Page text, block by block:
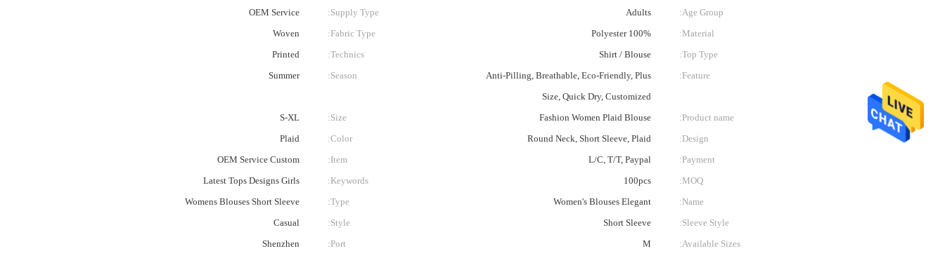
Age Group:
Adults
Supply Type:
OEM Service
Material:
100% Polyester
Fabric Type:
Woven
Top Type:
Shirt / Blouse
Technics:
Printed
Feature:
Anti-Pilling, Breathable, Eco-Friendly, Plus
Size, Quick Dry, Customized
Season:
Summer
Product name:
Fashion Women Plaid Blouse
Size:
S-XL
Design:
Round Neck, Short Sleeve, Plaid
Color:
Plaid
Payment:
L/C, T/T, Paypal
Item:
OEM Service Custom
MOQ:
100pcs
Keywords:
Latest Tops Designs Girls
Name:
Women's Blouses Elegant
Type:
Womens Blouses Short Sleeve
Sleeve Style:
Short Sleeve
Style:
Casual
Available Sizes:
M
Port:
Shenzhen